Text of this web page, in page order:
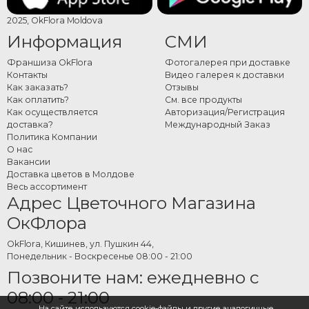
В ассортименте — коробки с макарунами, композиции с макарунами и
и вином и другие творческие сочетания, добавляющие сладость любому
цветочному подарку. Доступные вкусы охватывают широкий спектр — от
классического миндального до более смелых фруктовых или лавандовых
комбинаций. Каждое изделие задумано как самодостаточный подарок, не
требующий никаких дополнений.
Как заказать макаруны с
цветами онлайн
Выберите нужную композицию в категории, укажите дату и адрес
доставки и оформите заказ. Команда OkFlora позаботится о подготовке и
доставке вовремя — с вниманием к каждой детали, чтобы подарок прибыл
свежим и идеальным именно тогда, когда нужно.
2025, OkFlora Moldova
Информация
Франшиза OkFlora
Контакты
Как заказать?
Как оплатить?
Как осуществляется
доставка?
Политика Компании
О нас
Вакансии
Доставка цветов в Молдове
Весь ассортимент
СМИ
Фотогалерея при доставке
Видео галерея к доставки
Отзывы
См. все продукты
Авторизация/Регистрация
Международный Заказ
Адрес Цветочного Магазина
ОкФлора
OkFlora, Кишинев, ул. Пушкин 44,
Понедельник - Воскресенье 08:00 - 21:00
Позвоните нам: ежедневно с
08:00 - 21:00